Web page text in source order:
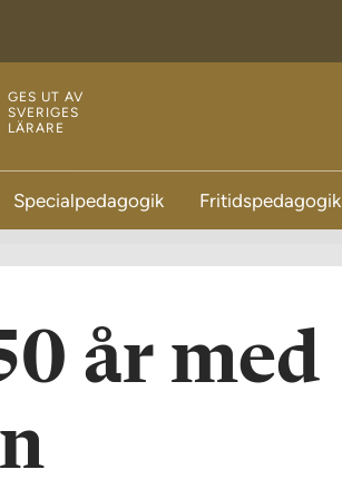
GES UT AV
SVERIGES
LÄRARE
Specialpedagogik Fritidspedagogik
år med